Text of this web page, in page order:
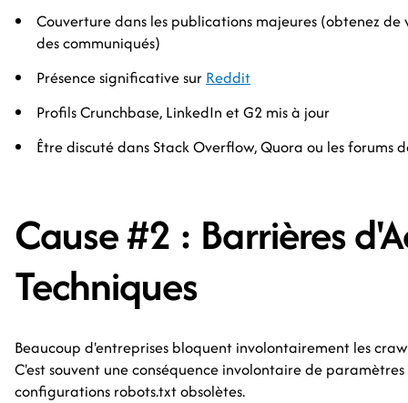
Couverture dans les publications majeures (obtenez de
des communiqués)
Présence significative sur Reddit
Profils Crunchbase, LinkedIn et G2 mis à jour
Être discuté dans Stack Overflow, Quora ou les forums
Cause #2 : Barrières
Techniques
Beaucoup d'entreprises bloquent involontairement les
C'est souvent une conséquence involontaire de
configurations robots.txt obsolètes.